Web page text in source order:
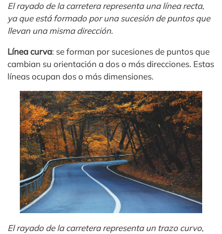
El rayado de la carretera representa una línea recta,
ya que está formado por una sucesión de puntos que
llevan una misma dirección.
Línea curva: se forman por sucesiones de puntos que
cambian su orientación a dos o más direcciones. Estas
líneas ocupan dos o más dimensiones.
El rayado de la carretera representa un trazo curvo,